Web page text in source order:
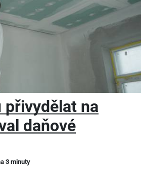
přivydělat na
daňové
3 minuty